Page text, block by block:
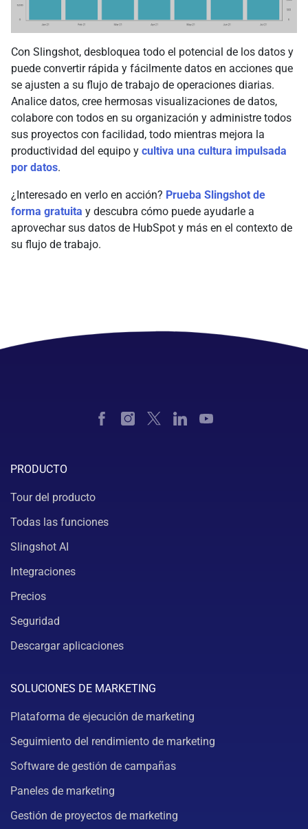
Con Slingshot, desbloquea todo el potencial de los datos y
puede convertir rápida y fácilmente datos en acciones que
se ajusten a su flujo de trabajo de operaciones diarias.
Analice datos, cree hermosas visualizaciones de datos,
colabore con todos en su organización y administre todos
sus proyectos con facilidad, todo mientras mejora la
productividad del equipo y cultiva una cultura impulsada
por datos.
¿Interesado en verlo en acción? Prueba Slingshot de
forma gratuita y descubra cómo puede ayudarle a
aprovechar sus datos de HubSpot y más en el contexto de
su flujo de trabajo.
PRODUCTO
Tour del producto
Todas las funciones
Slingshot AI
Integraciones
Precios
Seguridad
Descargar aplicaciones
SOLUCIONES DE MARKETING
Plataforma de ejecución de marketing
Seguimiento del rendimiento de marketing
Software de gestión de campañas
Paneles de marketing
Gestión de proyectos de marketing